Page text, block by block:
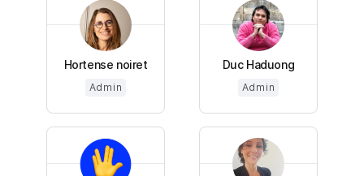
Hortense noiret
Admin
Duc Haduong
Admin